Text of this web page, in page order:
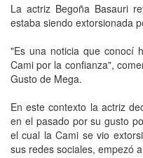
La actriz Begoña Basauri
estaba siendo extorsionada
"Es una noticia que conocí
Cami por la confianza",
Gusto de Mega.
En este contexto la actriz
en el pasado por su gusto
el cual la Cami se vio
sus redes sociales, empezó